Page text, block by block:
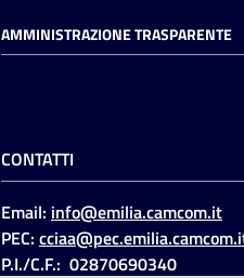
AMMINISTRAZIONE TRASPARENTE
CONTATTI
Email: info@emilia.camcom.it
PEC:
P.I./C.F.: 02870690340